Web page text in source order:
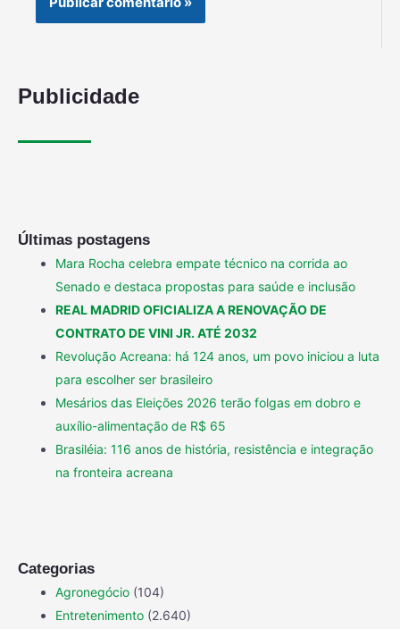
Publicidade
Últimas postagens
Mara Rocha celebra empate técnico na corrida ao
Senado e destaca propostas para saúde e inclusão
REAL MADRID OFICIALIZA A RENOVAÇÃO DE
CONTRATO DE VINI JR. ATÉ 2032
Revolução Acreana: há 124 anos, um povo iniciou a luta
para escolher ser brasileiro
Mesários das Eleições 2026 terão folgas em dobro e
auxílio-alimentação de R$ 65
Brasiléia: 116 anos de história, resistência e integração
na fronteira acreana
Categorias
Agronegócio (104)
Entretenimento (2.640)